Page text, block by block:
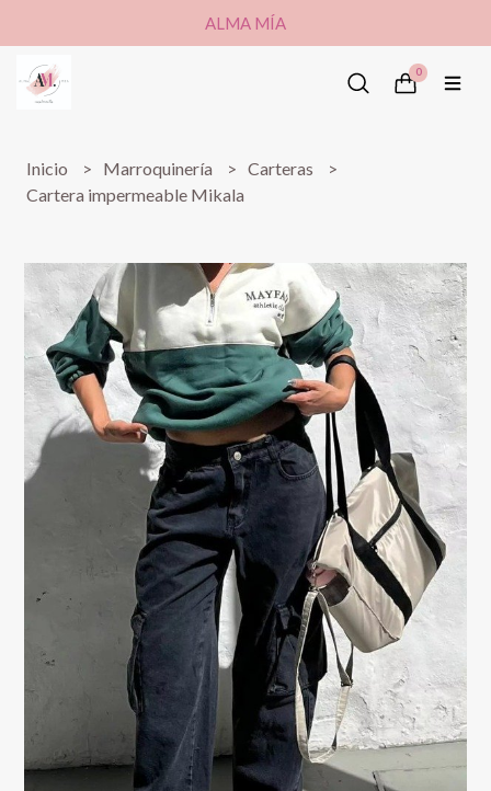
ALMA MÍA
0
Inicio Marroquinería
Carteras
Cartera impermeable Mikala